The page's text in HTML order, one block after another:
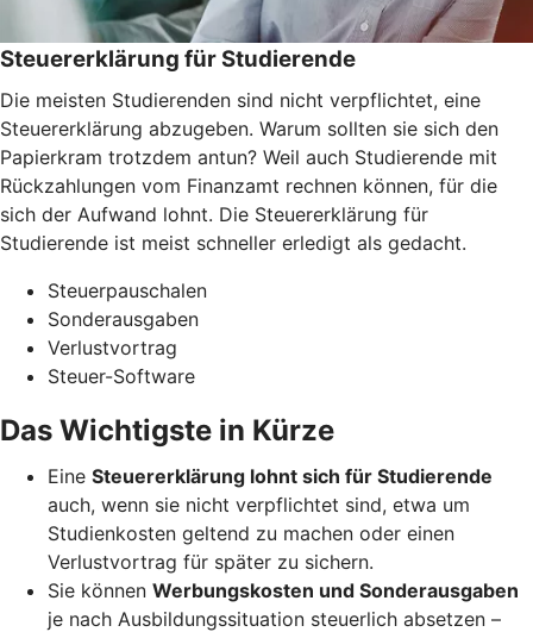
Steuererklärung für Studierende
Die meisten Studierenden sind nicht verpflichtet, eine
Steuererklärung abzugeben. Warum sollten sie sich den
Papierkram trotzdem antun? Weil auch Studierende mit
Rückzahlungen vom Finanzamt rechnen können, für die
sich der Aufwand lohnt. Die Steuererklärung für
Studierende ist meist schneller erledigt als gedacht.
Steuerpauschalen
Sonderausgaben
Verlustvortrag
Steuer-Software
Das Wichtigste in Kürze
Eine Steuererklärung lohnt sich für Studierende
auch, wenn sie nicht verpflichtet sind, etwa um
Studienkosten geltend zu machen oder einen
Verlustvortrag für später zu sichern.
Sie können Werbungskosten und Sonderausgaben
je nach Ausbildungssituation steuerlich absetzen –